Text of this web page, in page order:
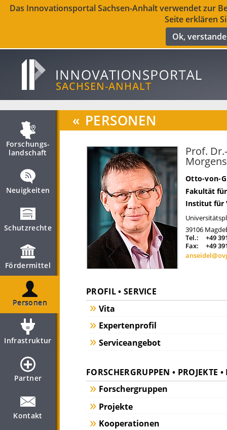
Das Innovationsportal Sachsen-Anhalt verwendet zur
Seite erklären
Ok,
Forschungs­
landschaft
Neuigkeiten
Schutzrechte
Fördermittel
Personen
Infrastruktur
Partner
Kontakt
« PERSONEN
Prof.
Otto-von-
Fakultät
Institut für
39106
Tel.:
+49
Fax:
+49
PROFIL • SERVICE
Vita
Expertenprofil
Serviceangebot
FORSCHERGRUPPEN • PROJEKTE
Forschergruppen
Projekte
Kooperationen